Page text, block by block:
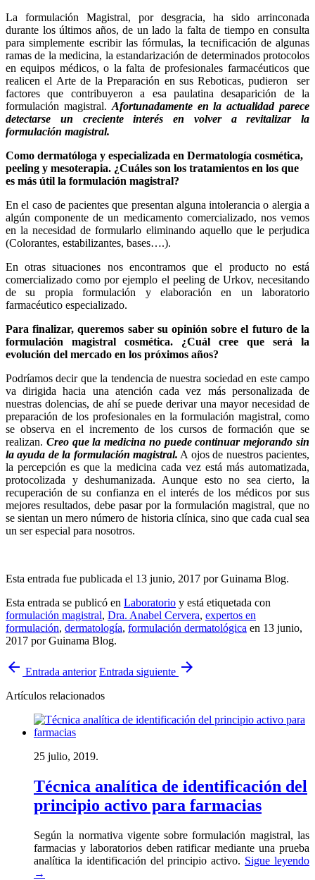
La formulación Magistral, por desgracia, ha sido arrinconada
durante los últimos años, de un lado la falta de tiempo en consulta
para simplemente escribir las fórmulas, la tecnificación de algunas
ramas de la medicina, la estandarización de determinados protocolos
en equipos médicos, o la falta de profesionales farmacéuticos que
realicen el Arte de la Preparación en sus Reboticas, pudieron ser
factores que contribuyeron a esa paulatina desaparición de la
formulación magistral. Afortunadamente en la actualidad parece
detectarse un creciente interés en volver a revitalizar la
formulación magistral.
Como dermatóloga y especializada en Dermatología cosmética,
peeling y mesoterapia. ¿Cuáles son los tratamientos en los que
es más útil la formulación magistral?
En el caso de pacientes que presentan alguna intolerancia o alergia a
algún componente de un medicamento comercializado, nos vemos
en la necesidad de formularlo eliminando aquello que le perjudica
(Colorantes, estabilizantes, bases….).
En otras situaciones nos encontramos que el producto no está
comercializado como por ejemplo el peeling de Urkov, necesitando
de su propia formulación y elaboración en un laboratorio
farmacéutico especializado.
Para finalizar, queremos saber su opinión sobre el futuro de la
formulación magistral cosmética. ¿Cuál cree que será la
evolución del mercado en los próximos años?
Podríamos decir que la tendencia de nuestra sociedad en este campo
va dirigida hacia una atención cada vez más personalizada de
nuestras dolencias, de ahí se puede derivar una mayor necesidad de
preparación de los profesionales en la formulación magistral, como
se observa en el incremento de los cursos de formación que se
realizan. Creo que la medicina no puede continuar mejorando sin
la ayuda de la formulación magistral. A ojos de nuestros pacientes,
la percepción es que la medicina cada vez está más automatizada,
protocolizada y deshumanizada. Aunque esto no sea cierto, la
recuperación de su confianza en el interés de los médicos por sus
mejores resultados, debe pasar por la formulación magistral, que no
se sientan un mero número de historia clínica, sino que cada cual sea
un ser especial para nosotros.
Esta entrada fue publicada el 13 junio, 2017 por Guinama Blog.
Esta entrada se publicó en Laboratorio y está etiquetada con
formulación magistral, Dra. Anabel Cervera, expertos en
formulación, dermatología, formulación dermatológica en 13 junio,
2017 por Guinama Blog.
arrow_back Entrada anterior Entrada siguiente arrow_forward
Artículos relacionados
25 julio, 2019.
Técnica analítica de identificación del
principio activo para farmacias
Según la normativa vigente sobre formulación magistral, las
farmacias y laboratorios deben ratificar mediante una prueba
analítica la identificación del principio activo. Sigue leyendo
→